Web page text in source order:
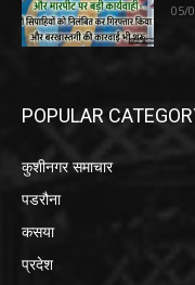
05/
POPULAR
कुशीनगर समाचार
पडरौना
कसया
प्रदेश